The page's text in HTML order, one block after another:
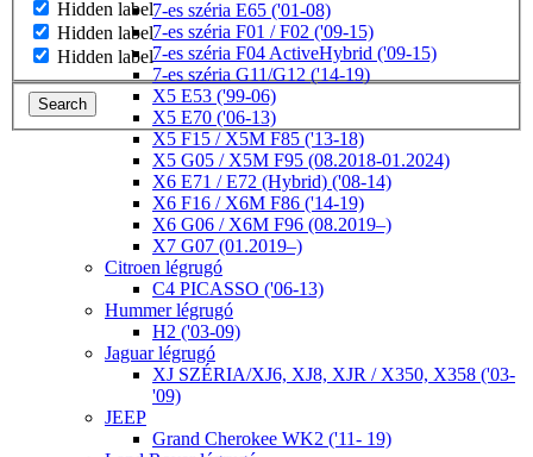
Hidden label
Hidden label
Hidden label
Search
7-es széria E65 ('01-08)
7-es széria F01 / F02 ('09-15)
7-es széria F04 ActiveHybrid ('09-15)
7-es széria G11/G12 ('14-19)
X5 E53 ('99-06)
X5 E70 ('06-13)
X5 F15 / X5M F85 ('13-18)
X5 G05 / X5M F95 (08.2018-01.2024)
X6 E71 / E72 (Hybrid) ('08-14)
X6 F16 / X6M F86 ('14-19)
X6 G06 / X6M F96 (08.2019–)
X7 G07 (01.2019–)
Citroen légrugó
C4 PICASSO ('06-13)
Hummer légrugó
H2 ('03-09)
Jaguar légrugó
XJ SZÉRIA/XJ6, XJ8, XJR / X350, X358 ('03-
'09)
JEEP
Grand Cherokee WK2 ('11- 19)